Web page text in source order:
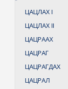
ЦАЦЛАХI
ЦАЦЛАХII
ЦАЦРААХ
ЦАЦРАГ
ЦАЦРАГДАХ
ЦАЦРАЛ